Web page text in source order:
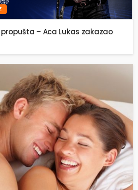
propušta – Aca Lukas zakazao